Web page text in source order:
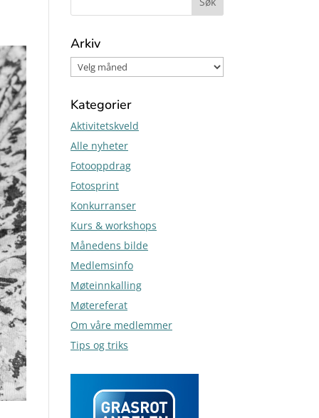
Arkiv
Kategorier
Aktivitetskveld
Alle nyheter
Fotooppdrag
Fotosprint
Konkurranser
Kurs & workshops
Månedens bilde
Medlemsinfo
Møteinnkalling
Møtereferat
Om våre medlemmer
Tips og triks